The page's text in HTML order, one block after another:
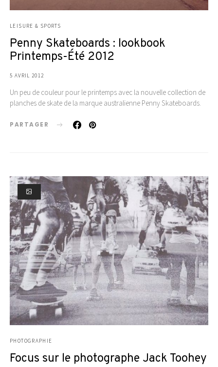
LEISURE & SPORTS
Penny Skateboards : lookbook
Printemps-Été 2012
5 AVRIL 2012
Un peu de couleur pour le printemps avec la nouvelle collection de
planches de skate de la marque australienne Penny Skateboards.
PARTAGER
PHOTOGRAPHIE
Focus sur le photographe Jack Toohey